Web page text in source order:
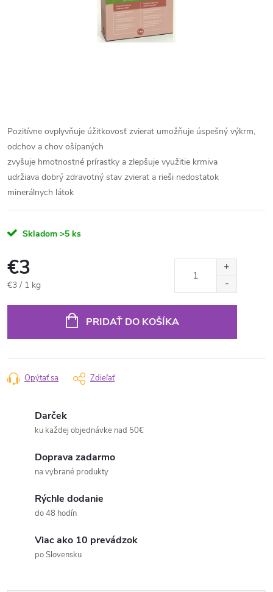
Pozitívne ovplyvňuje úžitkovosť zvierat umožňuje úspešný výkrm,
odchov a chov ošípaných
zvyšuje hmotnostné prírastky a zlepšuje využitie krmiva
udržiava dobrý zdravotný stav zvierat a rieši nedostatok
minerálnych látok
Skladom >5 ks
€3
Jednotková
€3 / 1 kg
PRIDAŤ DO KOŠÍKA
Opýtať sa Zdieľať
Darček
ku každej objednávke nad 50€
Doprava zadarmo
na vybrané produkty
Rýchle dodanie
do 48 hodín
Viac ako 10 prevádzok
po Slovensku